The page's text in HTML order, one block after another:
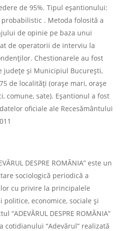
de 95%. Tipul eșantionului:
. Metoda folosită a
de opinie pe baza unui
de operatorii de interviu la
Chestionarele au fost
județe și Municipiul București,
de localități (orașe mari, orașe
comune, sate). Eșantionul a fost
oficiale ale Recesământului
DESPRE ROMÂNIA” este un
sociologică periodică a
cu privire la principalele
politice, economice, sociale şi
“ADEVĂRUL DESPRE ROMÂNIA”
cotidianului “Adevărul” realizată